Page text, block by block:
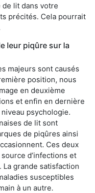
de lit dans votre
précités. Cela pourrait
leur piqûre sur la
majeurs sont causés
position, nous
en deuxième
et enfin en dernière
psychologie.
de lit sont
de piqûres ainsi
Ces deux
d’infections et
grande satisfaction
susceptibles
à un autre.